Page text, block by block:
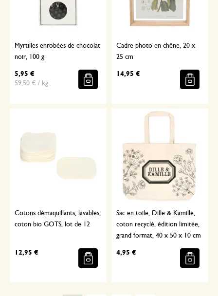
Myrtilles enrobées de chocolat
noir, 100 g
5,95 €
59,50 € / kg
Cadre photo en chêne, 20 x
25 cm
14,95 €
Cotons démaquillants, lavables,
coton bio GOTS, lot de 12
12,95 €
Sac en toile, Dille & Kamille,
coton recyclé, édition limitée,
grand format, 40 x 50 x 10 cm
4,95 €